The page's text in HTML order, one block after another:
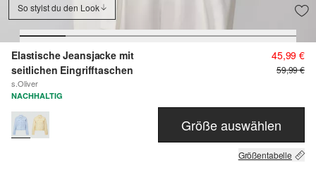
So stylst du den Look
Elastische Jeansjacke mit
seitlichen Eingrifftaschen
s.Oliver
45,99 €
59,99 €
NACHHALTIG
Größe auswählen
Größentabelle